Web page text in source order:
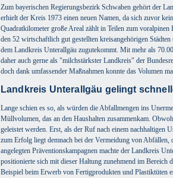
Zum bayerischen Regierungsbezirk Schwaben gehört der
erhielt der Kreis 1973 einen neuen Namen, da sich zuvor
Quadratkilometer große Areal zählt in Teilen zum
den 52 wirtschaftlich gut gestellten kreisangehörigen
dem Landkreis Unterallgäu zugutekommt. Mit mehr als
daher auch gerne als "milchstärkster Landkreis" der
doch dank umfassender Maßnahmen konnte das Volumen
Landkreis Unterallgäu gelingt
Lange schien es so, als würden die Abfallmengen ins
Müllvolumen, das an den Haushalten zusammenkam.
geleistet werden. Erst, als der Ruf nach einem nachhaltigen
zum Erfolg liegt demnach bei der Vermeidung von
angelegten Präventionskampagnen machte der Landkreis
positionierte sich mit dieser Haltung zunehmend im Bereich
Beispiel beim Erwerb von Fertigprodukten und